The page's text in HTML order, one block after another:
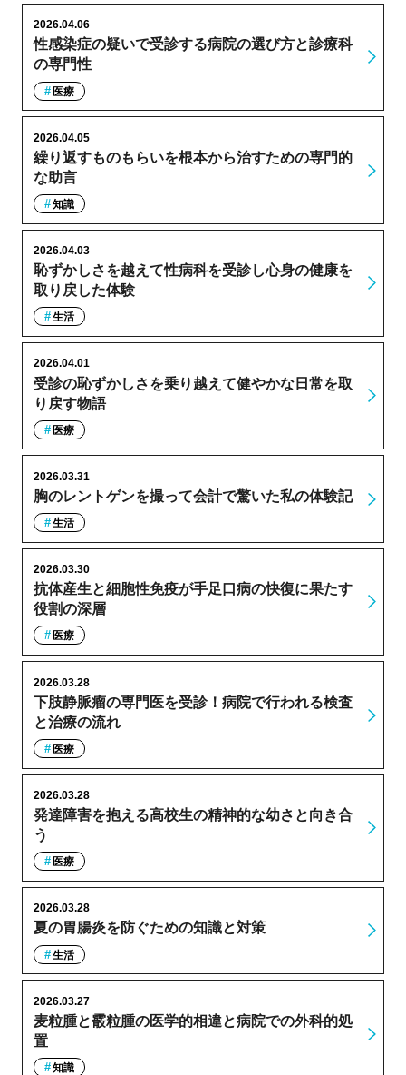
性感染症の疑いで受診する病院の選び方と診療科
の専門性
2026.04.06
医療
繰り返すものもらいを根本から治すための専門的
な助言
2026.04.05
知識
恥ずかしさを越えて性病科を受診し心身の健康を
取り戻した体験
2026.04.03
生活
受診の恥ずかしさを乗り越えて健やかな日常を取
り戻す物語
2026.04.01
医療
胸のレントゲンを撮って会計で驚いた私の体験記
2026.03.31
生活
抗体産生と細胞性免疫が手足口病の快復に果たす
役割の深層
2026.03.30
医療
下肢静脈瘤の専門医を受診！病院で行われる検査
と治療の流れ
2026.03.28
医療
発達障害を抱える高校生の精神的な幼さと向き合
う
2026.03.28
医療
夏の胃腸炎を防ぐための知識と対策
2026.03.28
生活
麦粒腫と霰粒腫の医学的相違と病院での外科的処
置
2026.03.27
知識